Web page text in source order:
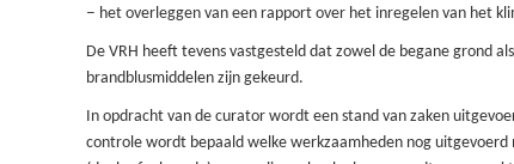
– het overleggen van een rapport over het inregelen van het
De VRH heeft tevens vastgesteld dat zowel de begane grond
brandblusmiddelen zijn gekeurd.
In opdracht van de curator wordt een stand van zaken
controle wordt bepaald welke werkzaamheden nog